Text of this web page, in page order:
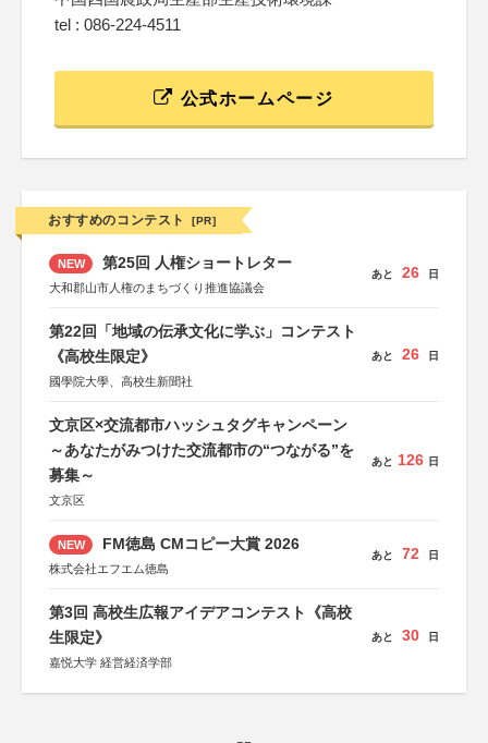
tel : 086-224-4511
公式ホームページ
おすすめのコンテスト [PR]
NEW 第25回 人権ショートレター
大和郡山市人権のまちづくり推進協議会
あと 26 日
第22回「地域の伝承文化に学ぶ」コンテスト
《高校生限定》
國學院大學、高校生新聞社
あと 26 日
文京区×交流都市ハッシュタグキャンペーン
～あなたがみつけた交流都市の“つながる”を
募集～
文京区
あと 126 日
NEW FM徳島 CMコピー大賞 2026
株式会社エフエム徳島
あと 72 日
第3回 高校生広報アイデアコンテスト《高校
生限定》
嘉悦大学 経営経済学部
あと 30 日